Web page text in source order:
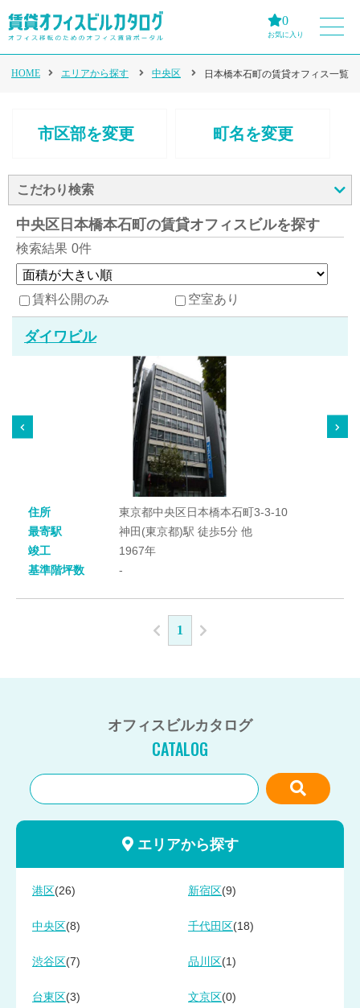
0
お気に入り
HOME エリアから探す 中央区 日本橋本石町の賃貸オフィス一覧
市区部を変更 町名を変更
こだわり検索
中央区日本橋本石町の賃貸オフィスビルを探す
検索結果 0件
賃料公開のみ 空室あり
ダイワビル
住所
東京都中央区日本橋本石町3-3-10
最寄駅
神田(東京都)駅 徒歩5分 他
竣工
1967年
基準階坪数
-
1
オフィスビルカタログ
CATALOG
エリアから探す
港区 (26) 新宿区 (9)
中央区 (8) 千代田区 (18)
渋谷区 (7) 品川区 (1)
台東区 (3) 文京区 (0)